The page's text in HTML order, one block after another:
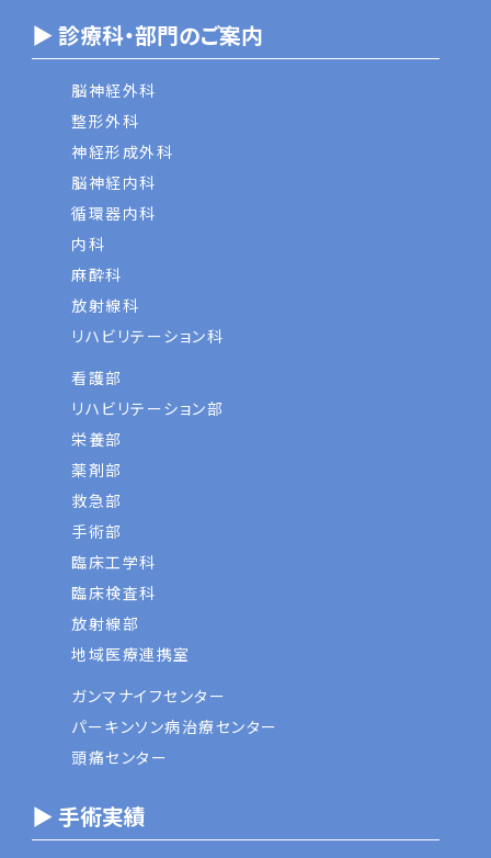
▶ 診療科・部門のご案内
脳神経外科
整形外科
神経形成外科
脳神経内科
循環器内科
内科
麻酔科
放射線科
リハビリテーション科
看護部
リハビリテーション部
栄養部
薬剤部
救急部
手術部
臨床工学科
臨床検査科
放射線部
地域医療連携室
ガンマナイフセンター
パーキンソン病治療センター
頭痛センター
▶ 手術実績